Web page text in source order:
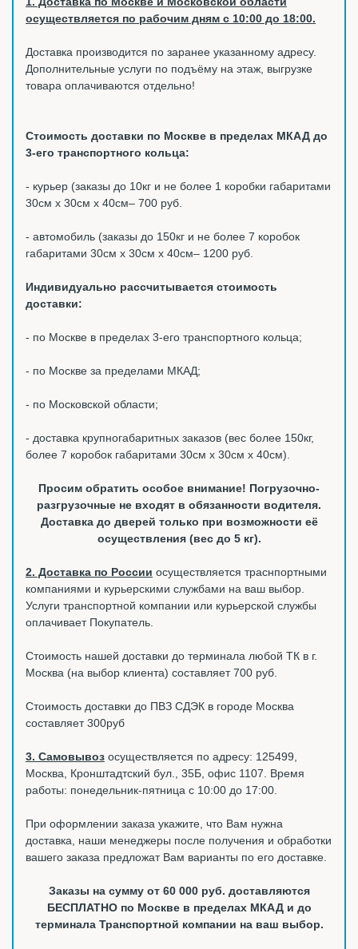
осуществляется по рабочим дням с 10:00 до 18:00.
Доставка производится по заранее указанному адресу.
Дополнительные услуги по подъёму на этаж, выгрузке
товара оплачиваются отдельно!
Стоимость доставки по Москве в пределах МКАД до
3-его транспортного кольца:
- курьер (заказы до 10кг и не более 1 коробки габаритами
30см х 30см х 40см– 700 руб.
- автомобиль (заказы до 150кг и не более 7 коробок
габаритами 30см х 30см х 40см– 1200 руб.
Индивидуально рассчитывается стоимость
доставки:
- по Москве в пределах 3-его транспортного кольца;
- по Москве за пределами МКАД;
- по Московской области;
- доставка крупногабаритных заказов (вес более 150кг,
более 7 коробок габаритами 30см х 30см х 40см).
Просим обратить особое внимание! Погрузочно-
разгрузочные не входят в обязанности водителя.
Доставка до дверей только при возможности её
осуществления (вес до 5 кг).
2. Доставка по России осуществляется траснпортными
компаниями и курьерскими службами на ваш выбор.
Услуги транспортной компании или курьерской службы
оплачивает Покупатель.
Стоимость нашей доставки до терминала любой ТК в г.
Москва (на выбор клиента) составляет 700 руб.
Стоимость доставки до ПВЗ СДЭК в городе Москва
составляет 300руб
3. Самовывоз осуществляется по адресу: 125499,
Москва, Кронштадтский бул., 35Б, офис 1107. Время
работы: понедельник-пятница с 10:00 до 17:00.
При оформлении заказа укажите, что Вам нужна
доставка, наши менеджеры после получения и обработки
вашего заказа предложат Вам варианты по его доставке.
Заказы на сумму от 60 000 руб. доставляются
БЕСПЛАТНО по Москве в пределах МКАД и до
терминала Транспортной компании на ваш выбор.